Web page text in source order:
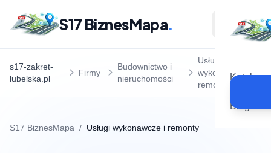
S17 BiznesMapa.
Katalog
Blog
s17-zakret-
lubelska.pl
Firmy
Budownictwo i
nieruchomości
Usługi
wykonawcze i
remonty
S17 BiznesMapa / Usługi wykonawcze i remonty